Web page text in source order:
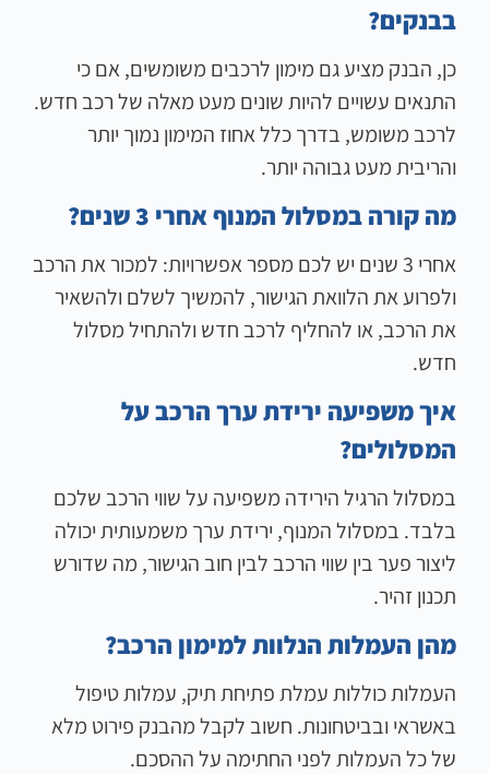
בבנקים?
כן, הבנק מציע גם מימון לרכבים משומשים, אם כי
התנאים עשויים להיות שונים מעט מאלה של רכב חדש.
לרכב משומש, בדרך כלל אחוז המימון נמוך יותר
והריבית מעט גבוהה יותר.
מה קורה במסלול המנוף אחרי 3 שנים?
אחרי 3 שנים יש לכם מספר אפשרויות: למכור את הרכב
ולפרוע את הלוואת הגישור, להמשיך לשלם ולהשאיר
את הרכב, או להחליף לרכב חדש ולהתחיל מסלול
חדש.
איך משפיעה ירידת ערך הרכב על
המסלולים?
במסלול הרגיל הירידה משפיעה על שווי הרכב שלכם
בלבד. במסלול המנוף, ירידת ערך משמעותית יכולה
ליצור פער בין שווי הרכב לבין חוב הגישור, מה שדורש
תכנון זהיר.
מהן העמלות הנלוות למימון הרכב?
העמלות כוללות עמלת פתיחת תיק, עמלות טיפול
באשראי ובביטחונות. חשוב לקבל מהבנק פירוט מלא
של כל העמלות לפני החתימה על ההסכם.